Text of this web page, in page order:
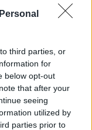
third parties, or
for
below opt-out
that after your
seeing
utilized by
parties prior to